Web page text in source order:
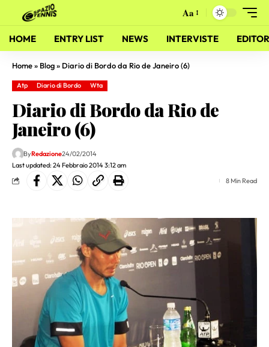
Aa
HOME ENTRY LIST NEWS INTERVISTE
Home» Blog» Diario di Bordo da Rio de Janeiro (6)
Atp Diario di Bordo Wta
Diario di Bordo da Rio de
Janeiro (6)
Last updated: 24 Febbraio 2014 3:12 am
ByRedazione24/02/2014
8 Min Read